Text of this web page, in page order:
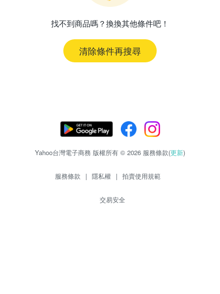
找不到商品嗎？換換其他條件吧！
清除條件再搜尋
Yahoo台灣電子商務 版權所有 © 2026 服務條款(更新)
服務條款 | 隱私權 | 拍賣使用規範
交易安全